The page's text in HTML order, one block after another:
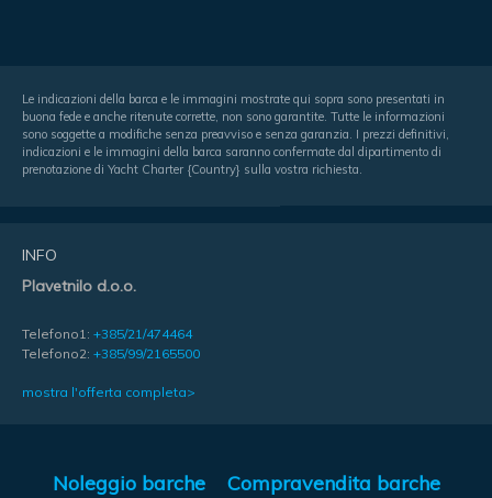
Le indicazioni della barca e le immagini mostrate qui sopra sono presentati in
buona fede e anche ritenute corrette, non sono garantite. Tutte le informazioni
sono soggette a modifiche senza preavviso e senza garanzia. I prezzi definitivi,
indicazioni e le immagini della barca saranno confermate dal dipartimento di
prenotazione di Yacht Charter {Country} sulla vostra richiesta.
INFO
Plavetnilo d.o.o.
Telefono1: +385/21/474464
Telefono2: +385/99/2165500
mostra l'offerta completa>
Noleggio barche Compravendita barche